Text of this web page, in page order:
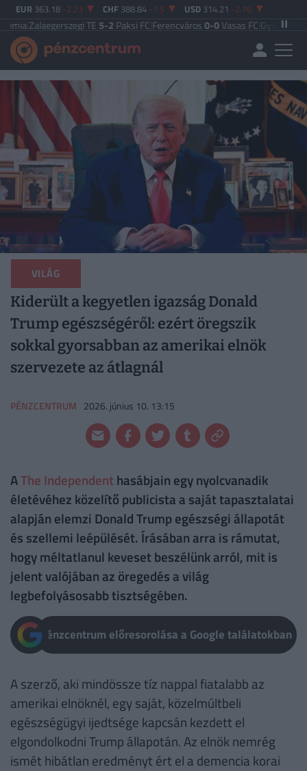
EUR 363.18 -2.23 CHF 388.84 -1.5 USD 314.21 -2.76
TE5-2Paksi FC|Ferencváros0-0Vasas FC|Győri ETO FC 4-0
VILÁG
Kiderült a kegyetlen igazság Donald
Trump egészségéről: ezért öregszik
sokkal gyorsabban az amerikai elnök
szervezete az átlagnál
PÉNZCENTRUM 2026. június 10. 13:15
AThe Independent hasábjain egy nyolcvanadik
életévéhez közelítő publicista a saját tapasztalatai
alapján elemzi Donald Trump egészségi állapotát
és szellemi leépülését. Írásában arra is rámutat,
hogy méltatlanul keveset beszélünk arról, mit is
jelent valójában az öregedés a világ
legbefolyásosabb tisztségében.
Pénzcentrum előresorolása a Google találatokban
A szerző, aki mindössze tíz nappal fiatalabb az
amerikai elnöknél, egy saját, közelmúltbeli
egészségügyi ijedtsége kapcsán kezdett el
elgondolkodni Trump állapotán. Az elnök nemrég
ismét hibátlan eredményt ért el a demencia korai